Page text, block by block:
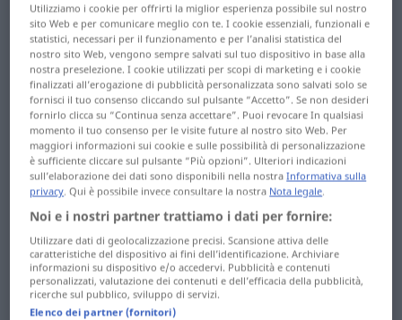
C ... Campingplatz
Campingzubehör ...
Catcherin
Catering ... Cellistin
Cello ... Chaotin
chaotisch ... Charta
Charterer ...
chauvinistisch
Cheat ... Chiffon
Chiffre ... Chip
christlich ... Clinch
Clip ... Cola
Coladose ...
Computerfachgeschäft
Computerfachhandel ...
Computerspezialistin
Computerspiel ...
Cookie
cool ... Coupon
Courage ...
Utilizziamo i cookie per offrirti la miglior esperienza possibile sul nostro
sito Web e per comunicare meglio con te. I cookie essenziali, funzionali e
statistici, necessari per il funzionamento e per l’analisi statistica del
nostro sito Web, vengono sempre salvati sul tuo dispositivo in base alla
nostra preselezione. I cookie utilizzati per scopi di marketing e i cookie
finalizzati all’erogazione di pubblicità personalizzata sono salvati solo se
fornisci il tuo consenso cliccando sul pulsante “Accetto”. Se non desideri
fornirlo clicca su “Continua senza accettare”. Puoi revocare In qualsiasi
momento il tuo consenso per le visite future al nostro sito Web. Per
maggiori informazioni sui cookie e sulle possibilità di personalizzazione
è sufficiente cliccare sul pulsante “Più opzioni”. Ulteriori indicazioni
sull’elaborazione dei dati sono disponibili nella nostraInformativa sulla
privacy. Qui è possibile invece consultare la nostra Nota legale.
Noi e i nostri partner trattiamo i dati per fornire:
Utilizzare dati di geolocalizzazione precisi. Scansione attiva delle
caratteristiche del dispositivo ai fini dell’identificazione. Archiviare
informazioni su dispositivo e/o accedervi. Pubblicità e contenuti
personalizzati, valutazione dei contenuti e dell’efficacia della pubblicità,
ricerche sul pubblico, sviluppo di servizi.
Elenco dei partner (fornitori)